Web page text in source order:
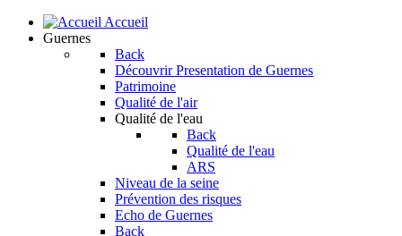
Accueil
Guernes
Back
Découvrir Presentation de Guernes
Patrimoine
Qualité de l'air
Qualité de l'eau
Back
Qualité de l'eau
ARS
Niveau de la seine
Prévention des risques
Echo de Guernes
Back